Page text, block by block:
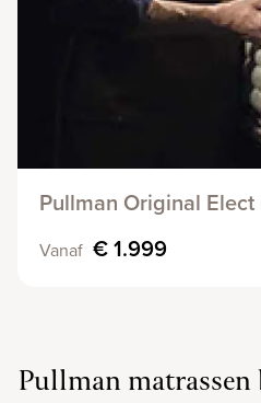
Pullman Original
Vanaf € 1.999
Pullman